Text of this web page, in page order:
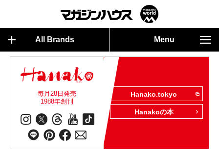
All Brands Menu
毎月28日発売
1988年創刊
Hanako.tokyo
Hanakoの本